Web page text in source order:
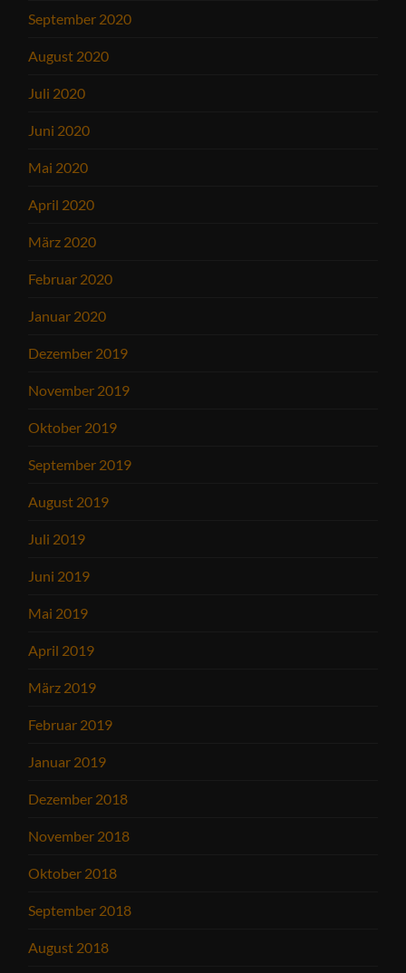
September 2020
August 2020
Juli 2020
Juni 2020
Mai 2020
April 2020
März 2020
Februar 2020
Januar 2020
Dezember 2019
November 2019
Oktober 2019
September 2019
August 2019
Juli 2019
Juni 2019
Mai 2019
April 2019
März 2019
Februar 2019
Januar 2019
Dezember 2018
November 2018
Oktober 2018
September 2018
August 2018